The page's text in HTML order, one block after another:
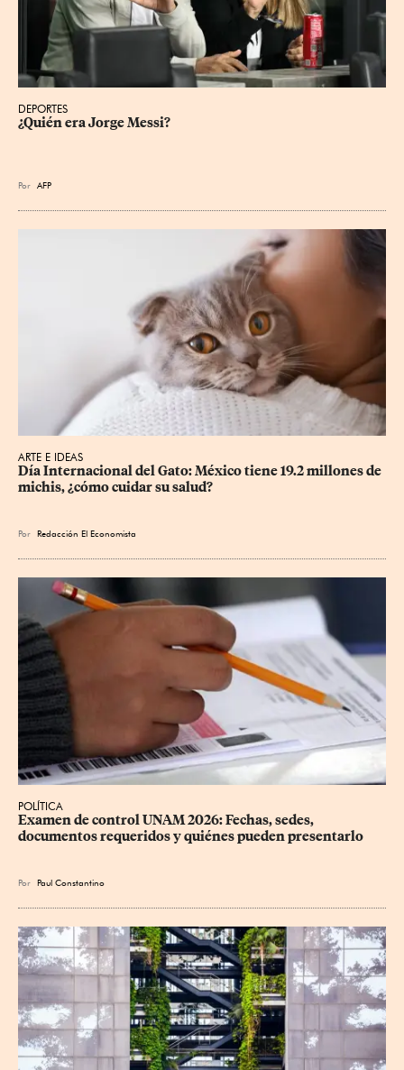
DEPORTES
¿Quién era Jorge Messi?
Por AFP
ARTE E IDEAS
Día Internacional del Gato: México tiene 19.2 millones de
michis, ¿cómo cuidar su salud?
Por Redacción El Economista
POLÍTICA
Examen de control UNAM 2026: Fechas, sedes,
documentos requeridos y quiénes pueden presentarlo
Por Paul Constantino